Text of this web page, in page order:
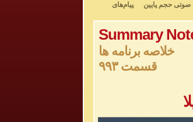
صوتی حجم پایین
پیام‌های
Summary
خلاصه برنامه ها
قسمت ۹۹۳